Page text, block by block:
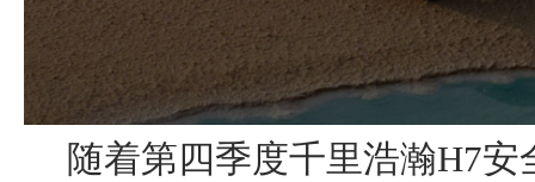
随着第四季度千里浩瀚H7